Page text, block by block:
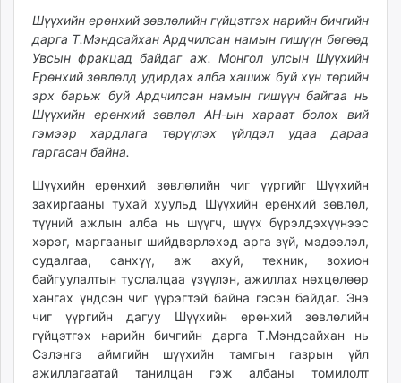
ikon.mn
mnb.mn
Livetv.mn
Eguur.mn
24tsag.mn
shuud.mn
eagle.mn
zarig.mn
today.mn
zuv.mn
mminfo.mn
ugluu.mn
urlag.mn
unen.mn
asu.mn
shudarga.mn
Шүүхийн ерөнхий зөвлөлийн гүйцэтгэх нарийн бичгийн
дарга Т.Мэндсайхан Ардчилсан намын гишүүн бөгөөд
Увсын фракцад байдаг аж. Монгол улсын Шүүхийн
Ерөнхий зөвлөлд удирдах алба хашиж буй хүн төрийн
эрх барьж буй Ардчилсан намын гишүүн байгаа нь
Шүүхийн ерөнхий зөвлөл АН-ын хараат болох вий
гэмээр хардлага төрүүлэх үйлдэл удаа дараа
гаргасан байна.
Шүүхийн ерөнхий зөвлөлийн чиг үүргийг Шүүхийн
захиргааны тухай хуульд Шүүхийн ерөнхий зөвлөл,
түүний ажлын алба нь шүүгч, шүүх бүрэлдэхүүнээс
хэрэг, маргааныг шийдвэрлэхэд арга зүй, мэдээлэл,
судалгаа, санхүү, аж ахуй, техник, зохион
байгуулалтын туслалцаа үзүүлэн, ажиллах нөхцөлөөр
хангах үндсэн чиг үүрэгтэй байна гэсэн байдаг. Энэ
чиг үүргийн дагуу Шүүхийн ерөнхий зөвлөлийн
гүйцэтгэх нарийн бичгийн дарга Т.Мэндсайхан нь
Сэлэнгэ аймгийн шүүхийн тамгын газрын үйл
ажиллагаатай танилцан гэж албаны томилолт